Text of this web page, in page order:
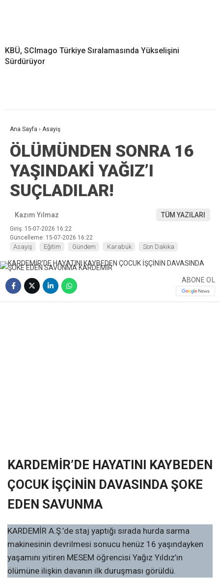
KBÜ, SCImago Türkiye Sıralamasında Yükselişini
Sürdürüyor
Ana Sayfa › Asayiş
ÖLÜMÜNDEN SONRA 16
YAŞINDAKİ YAĞIZ’I
SUÇLADILAR!
Kazım Yılmaz TÜM YAZILARI
Giriş: 15-07-2026 16:22
Güncelleme: 15-07-2026 16:22
Asayiş Eğitim Gündem Karabük Son Dakika
ABONE OL
KARDEMİR’DE HAYATINI KAYBEDEN
ÇOCUK İŞÇİNİN DAVASINDA ŞOKE
EDEN SAVUNMA
KARDEMİR A.Ş.’de staj yaptığı sırada hurda sarma
makinesinin devrilmesi sonucu henüz 16 yaşındayken
yaşamını yitiren MESEM öğrencisi Yağız Yıldız’ın
ölümüne ilişkin davanın ilk duruşması görüldü.